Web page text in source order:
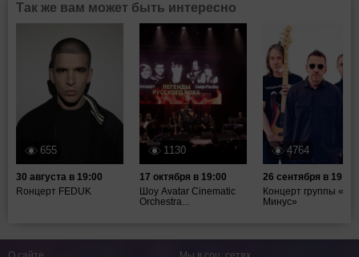
Так же вам может быть интересно
655
30 августа в 19:00
Rонцерт FEDUK
1130
17 октября в 19:00
Шоу Avatar Cinematic
Orchestra...
4764
26 сентября в 19:00
Концерт группы
Минус»